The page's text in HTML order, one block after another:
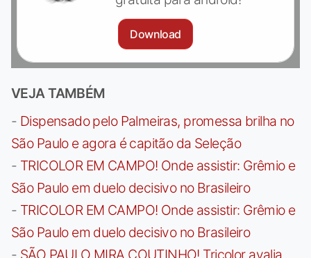
Download
VEJA TAMBÉM
- Dispensado pelo Palmeiras, promessa brilha no
São Paulo e agora é capitão da Seleção
- TRICOLOR EM CAMPO! Onde assistir: Grêmio e
São Paulo em duelo decisivo no Brasileiro
- TRICOLOR EM CAMPO! Onde assistir: Grêmio e
São Paulo em duelo decisivo no Brasileiro
- SÃO PAULO MIRA COUTINHO! Tricolor avalia